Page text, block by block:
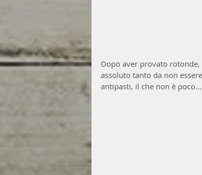
Dopo aver provato
assoluto tanto da non
antipasti, il che non è poco...